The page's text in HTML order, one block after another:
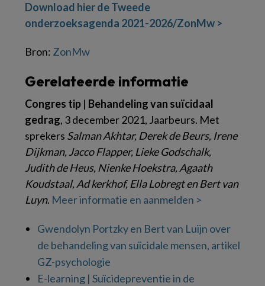
Download hier de Tweede
onderzoeksagenda 2021-2026/ZonMw >
Bron: ZonMw
Gerelateerde informatie
Congres tip | Behandeling van suïcidaal
gedrag, 3 december 2021, Jaarbeurs. Met
sprekers Salman Akhtar, Derek de Beurs, Irene
Dijkman, Jacco Flapper, Lieke Godschalk,
Judith de Heus, Nienke Hoekstra, Agaath
Koudstaal, Ad kerkhof, Ella Lobregt en Bert van
Luyn. Meer informatie en aanmelden >
Gwendolyn Portzky en Bert van Luijn over
de behandeling van suïcidale mensen, artikel
GZ-psychologie
E-learning | Suïcidepreventie in de